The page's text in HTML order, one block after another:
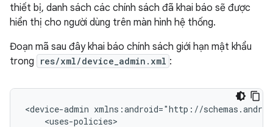
thiết bị, danh sách các chính sách đã khai báo sẽ được
hiển thị cho người dùng trên màn hình hệ thống.
Đoạn mã sau đây khai báo chính sách giới hạn mật khẩu
trong
res/xml/device_admin.xml :
<device-admin